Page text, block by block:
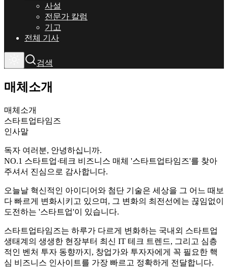
사설
전문가 칼럼
기고
전체 기사
검색
매체소개
매체소개
스타트업타임즈
인사말
독자 여러분, 안녕하십니까.
NO.1 스타트업·테크 비즈니스 매체 '스타트업타임즈'를 찾아
주셔서 진심으로 감사합니다.
오늘날 혁신적인 아이디어와 첨단 기술은 세상을 그 어느 때보
다 빠르게 변화시키고 있으며, 그 변화의 최전선에는 끊임없이
도전하는 '스타트업'이 있습니다.
스타트업타임즈는 하루가 다르게 변화하는 국내외 스타트업
생태계의 생생한 현장부터 최신 IT 테크 트렌드, 그리고 심층
적인 벤처 투자 동향까지, 창업가와 투자자에게 꼭 필요한 핵
심 비즈니스 인사이트를 가장 빠르고 정확하게 전달합니다.